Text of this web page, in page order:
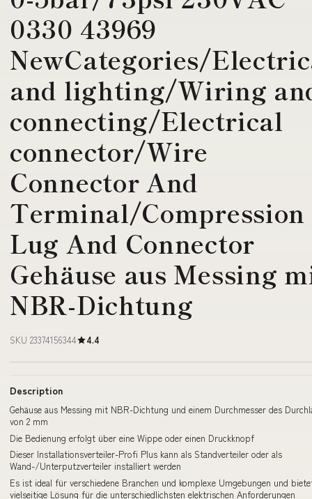
0330 43969
NewCategories/
and lighting/Wiring
connecting/Electrical
connector/Wire
Connector And
Terminal/Compression
Lug And Connector
Gehäuse aus Messing
NBR-Dichtung
SKU 23374156344 4.4
Description
Gehäuse aus Messing mit NBR-Dichtung und einem Durchmesser des
von 2 mm
Die Bedienung erfolgt über eine Wippe oder einen Druckknopf
Dieser Installationsverteiler-Profi Plus kann als Standverteiler oder als
Wand-/Unterputzverteiler installiert werden
Es ist ideal für verschiedene Branchen und komplexe Umgebungen und
vielseitige Lösung für die unterschiedlichsten elektrischen Anforderungen